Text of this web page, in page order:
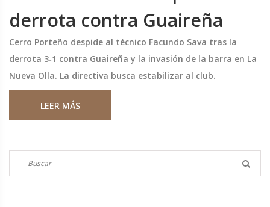
derrota contra Guaireña
Cerro Porteño despide al técnico Facundo Sava tras la
derrota 3‑1 contra Guaireña y la invasión de la barra en La
Nueva Olla. La directiva busca estabilizar al club.
LEER MÁS